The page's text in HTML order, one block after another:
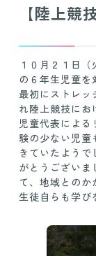
【陸上競
１０月２１日
の６年生児童を
最初にストレ
れ陸上競技にお
児童代表によ
験の少ない児
きていたようで
がとうございま
て、地域とのか
生徒自らも学び